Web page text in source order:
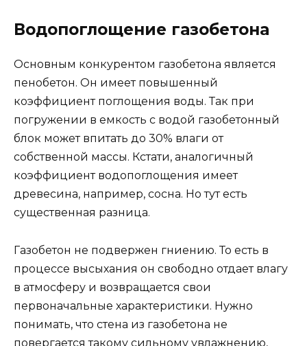
Водопоглощение газобетона
Основным конкурентом газобетона является
пенобетон. Он имеет повышенный
коэффициент поглощения воды. Так при
погружении в емкость с водой газобетонный
блок может впитать до 30% влаги от
собственной массы. Кстати, аналогичный
коэффициент водопоглощения имеет
древесина, например, сосна. Но тут есть
существенная разница.
Газобетон не подвержен гниению. То есть в
процессе высыхания он свободно отдает влагу
в атмосферу и возвращается свои
первоначальные характеристики. Нужно
понимать, что стена из газобетона не
повергается такому сильному увлажнению,